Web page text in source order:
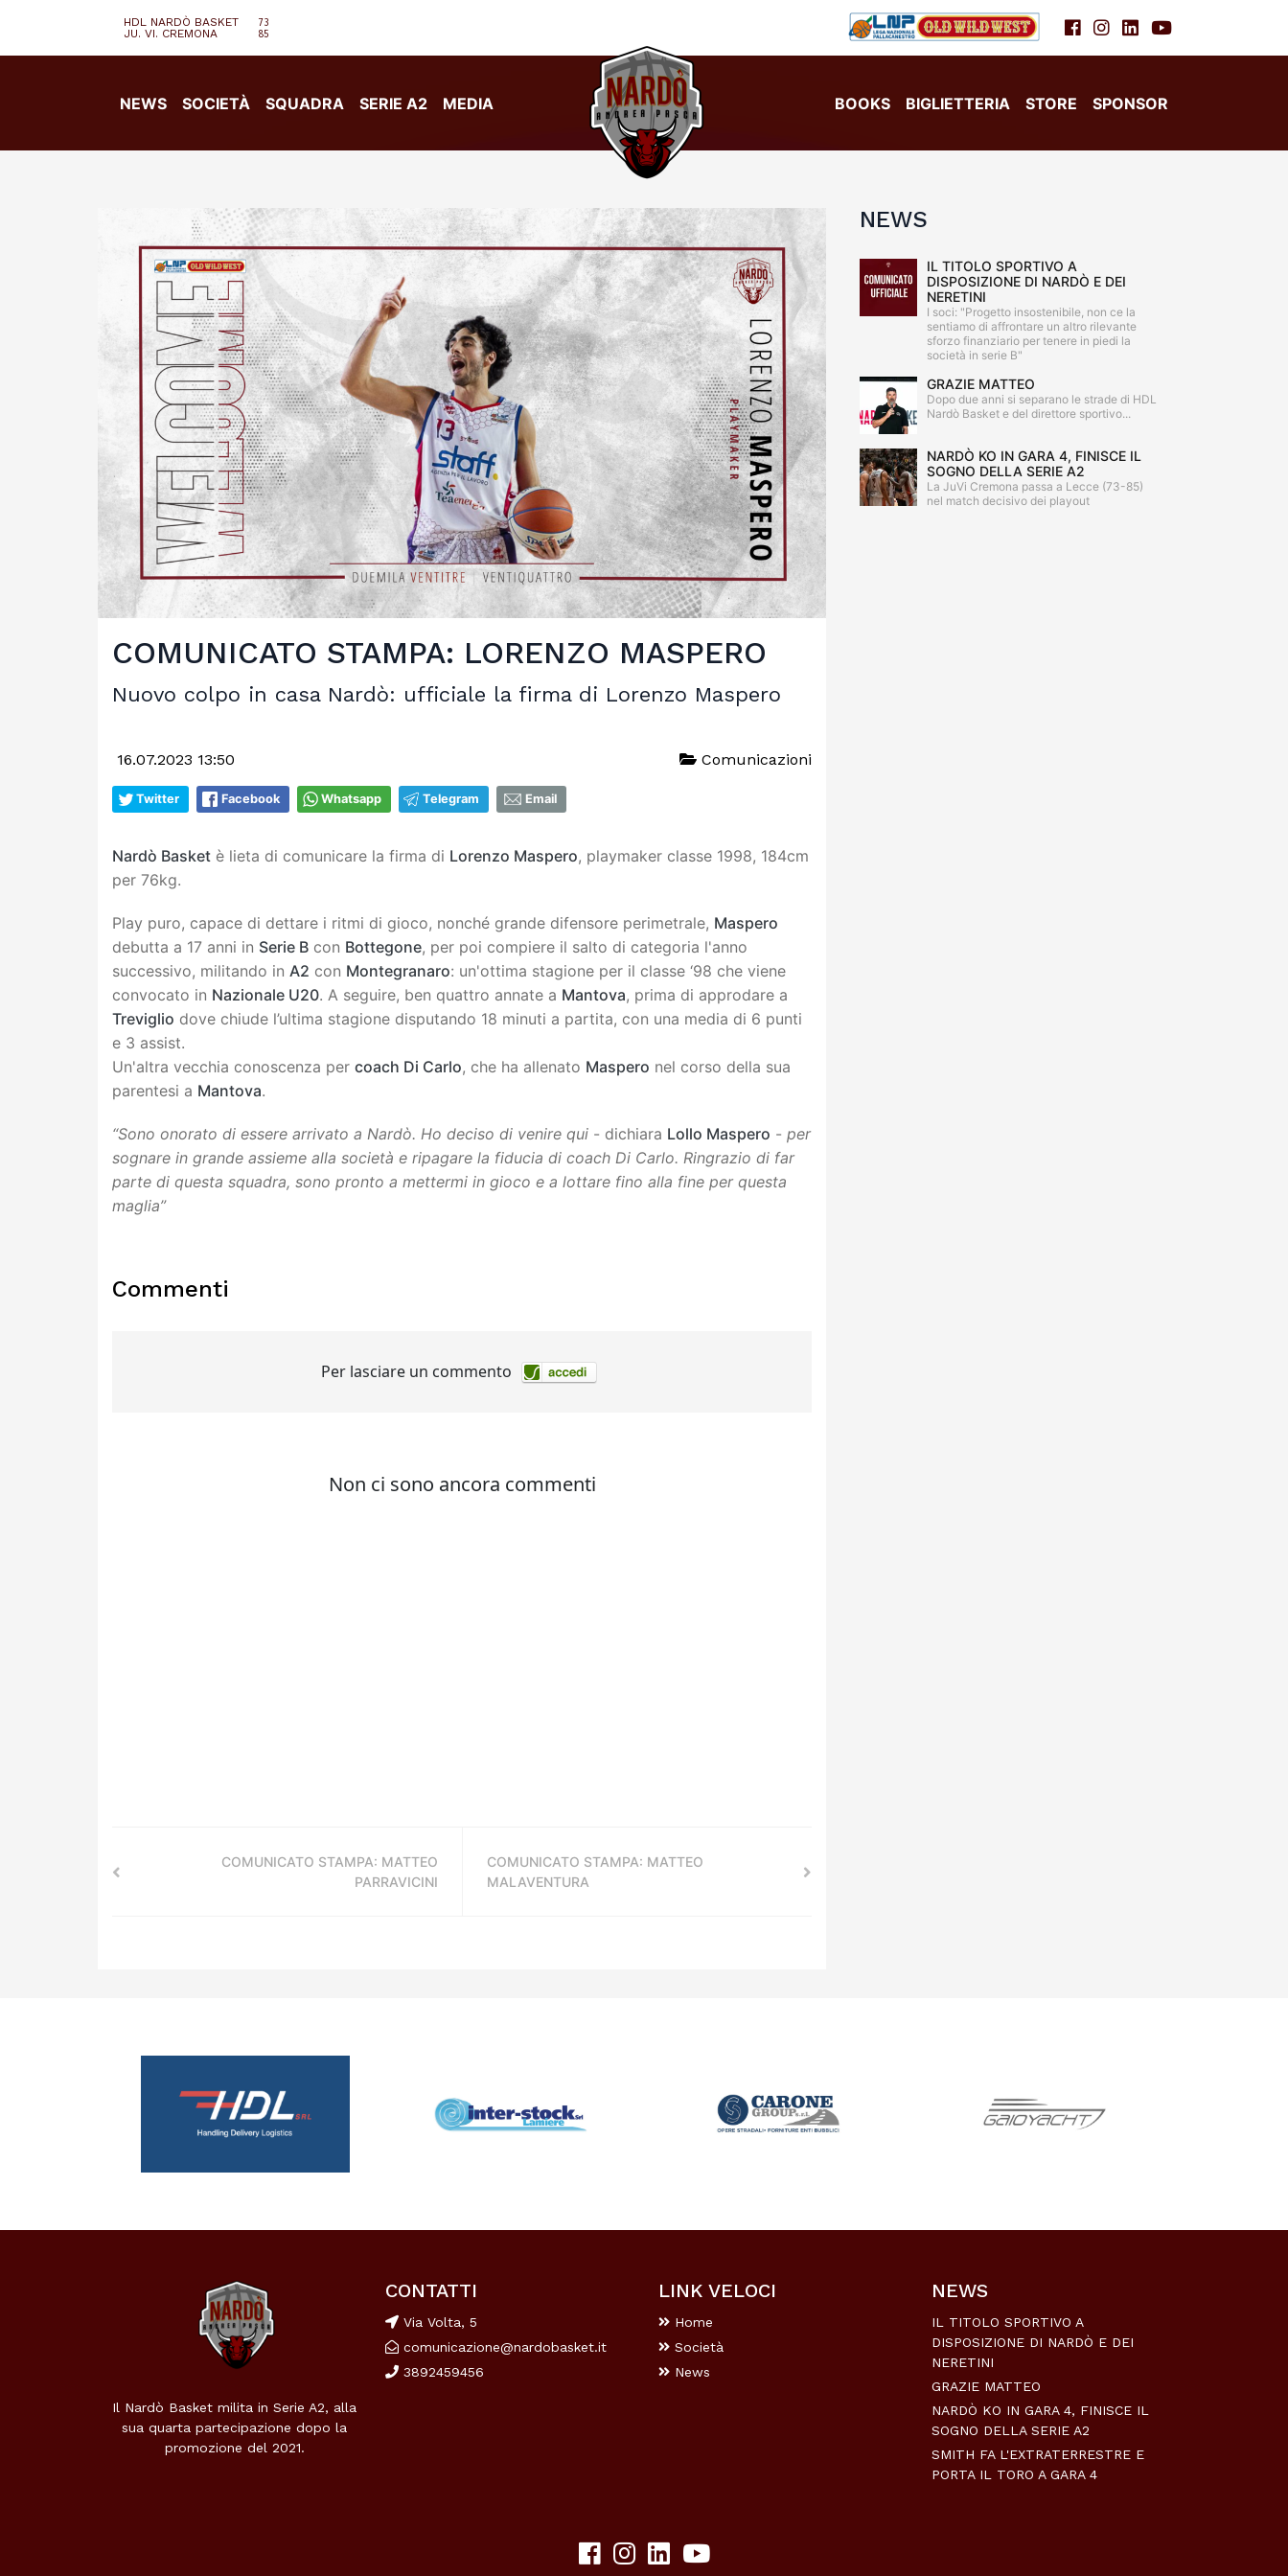
HDL NARDÒ BASKET
JU. VI. CREMONA
73
85
NEWS SOCIETÀ SQUADRA SERIE A2 MEDIA BOOKS BIGLIETTERIA STORE SPONSOR
COMUNICATO STAMPA: LORENZO MASPERO
Nuovo colpo in casa Nardò: ufficiale la firma di Lorenzo Maspero
16.07.2023 13:50 Comunicazioni
Twitter Facebook Whatsapp Telegram Email
Nardò Basket è lieta di comunicare la firma di Lorenzo Maspero, playmaker classe 1998, 184cm
per 76kg.
Play puro, capace di dettare i ritmi di gioco, nonché grande difensore perimetrale, Maspero
debutta a 17 anni in Serie B con Bottegone, per poi compiere il salto di categoria l'anno
successivo, militando in A2 con Montegranaro: un'ottima stagione per il classe ‘98 che viene
convocato in Nazionale U20. A seguire, ben quattro annate a Mantova, prima di approdare a
Treviglio dove chiude l’ultima stagione disputando 18 minuti a partita, con una media di 6 punti
e 3 assist.
Un'altra vecchia conoscenza per coach Di Carlo, che ha allenato Maspero nel corso della sua
parentesi a Mantova.
“Sono onorato di essere arrivato a Nardò. Ho deciso di venire qui - dichiara Lollo Maspero - per
sognare in grande assieme alla società e ripagare la fiducia di coach Di Carlo. Ringrazio di far
parte di questa squadra, sono pronto a mettermi in gioco e a lottare fino alla fine per questa
maglia”
Commenti
COMUNICATO STAMPA: MATTEO
PARRAVICINI
COMUNICATO STAMPA: MATTEO
MALAVENTURA
NEWS
IL TITOLO SPORTIVO A
DISPOSIZIONE DI NARDÒ E DEI
NERETINI
I soci: "Progetto insostenibile, non ce la
sentiamo di affrontare un altro rilevante
sforzo finanziario per tenere in piedi la
società in serie B"
GRAZIE MATTEO
Dopo due anni si separano le strade di HDL
Nardò Basket e del direttore sportivo...
NARDÒ KO IN GARA 4, FINISCE IL
SOGNO DELLA SERIE A2
La JuVi Cremona passa a Lecce (73-85)
nel match decisivo dei playout
Il Nardò Basket milita in Serie A2, alla
sua quarta partecipazione dopo la
promozione del 2021.
CONTATTI
Via Volta, 5
comunicazione@nardobasket.it
3892459456
LINK VELOCI
Home
Società
News
NEWS
IL TITOLO SPORTIVO A
DISPOSIZIONE DI NARDÒ E DEI
NERETINI
GRAZIE MATTEO
NARDÒ KO IN GARA 4, FINISCE IL
SOGNO DELLA SERIE A2
SMITH FA L'EXTRATERRESTRE E
PORTA IL TORO A GARA 4